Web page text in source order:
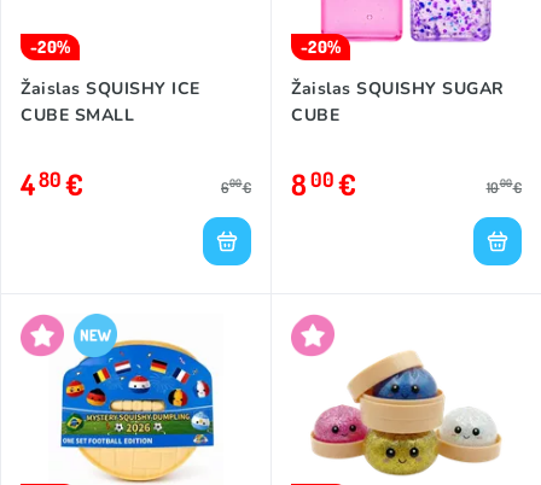
-20%
Žaislas SQUISHY ICE
CUBE SMALL
480€ 600€
-20%
Žaislas SQUISHY SUGAR
CUBE
800€ 1000€